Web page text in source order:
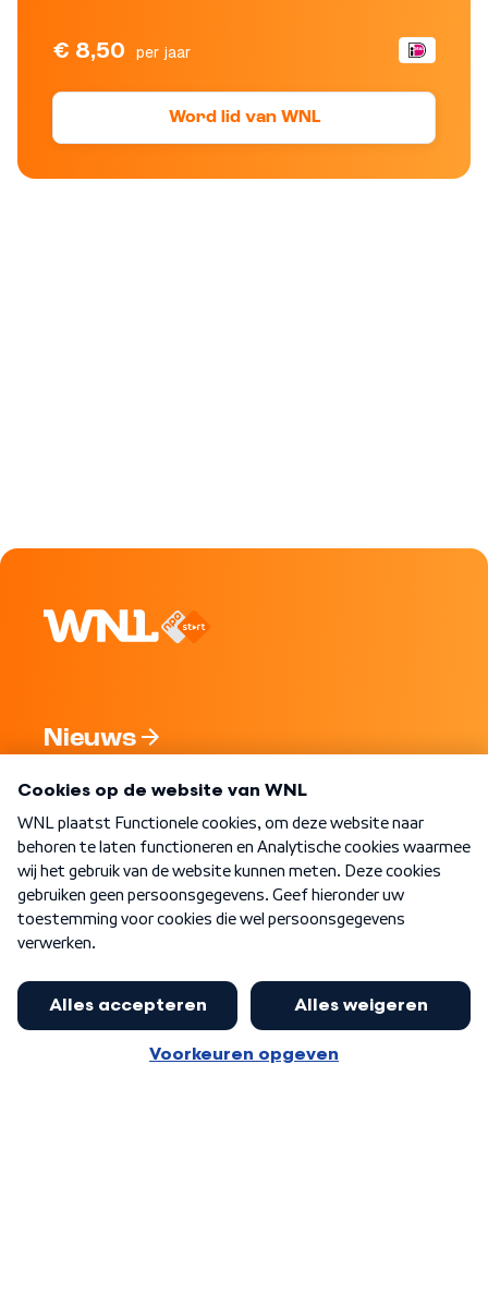
€ 8,50 per jaar
Word lid van WNL
Nieuws
Nieuwsbrief
Word Lid